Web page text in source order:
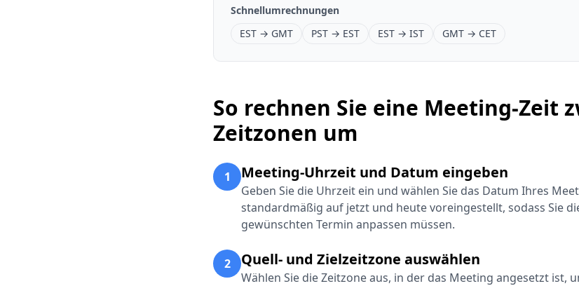
Schnellumrechnungen
EST → GMT
PST → EST EST → IST GMT → CET
So rechnen Sie eine Meeting-Zeit
Zeitzonen um
1 Meeting-Uhrzeit und Datum eingeben
Geben Sie die Uhrzeit ein und wählen Sie das Datum Ihres
standardmäßig auf jetzt und heute voreingestellt, sodass Sie
gewünschten Termin anpassen müssen.
2 Quell- und Zielzeitzone auswählen
Wählen Sie die Zeitzone aus, in der das Meeting angesetzt ist,